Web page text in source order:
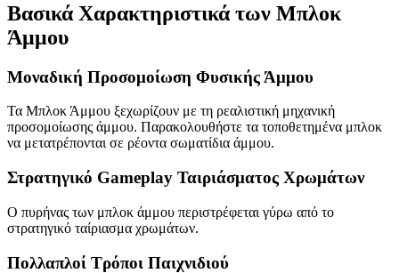
Βασικά Χαρακτηριστικά των Μπλοκ
Άμμου
Μοναδική Προσομοίωση Φυσικής Άμμου
Τα Μπλοκ Άμμου ξεχωρίζουν με τη ρεαλιστική μηχανική
προσομοίωσης άμμου. Παρακολουθήστε τα τοποθετημένα μπλοκ
να μετατρέπονται σε ρέοντα σωματίδια άμμου.
Στρατηγικό Gameplay Ταιριάσματος Χρωμάτων
Ο πυρήνας των μπλοκ άμμου περιστρέφεται γύρω από το
στρατηγικό ταίριασμα χρωμάτων.
Πολλαπλοί Τρόποι Παιχνιδιού